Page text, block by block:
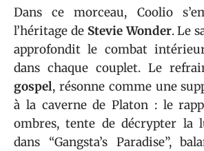
Dans ce morceau, Coolio
l’héritage de Stevie Wonder. Le
approfondit le combat
dans chaque couplet. Le
gospel, résonne comme une
à la caverne de Platon : le
ombres, tente de décrypter la
dans “Gangsta’s Paradise”,